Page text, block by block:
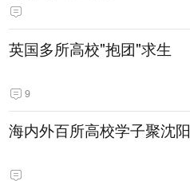
英国多所高校"抱团"求生
9
海内外百所高校学子聚沈阳